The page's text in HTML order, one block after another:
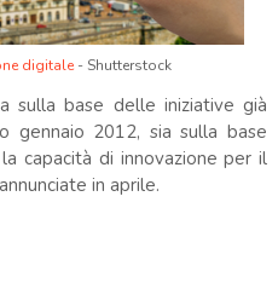
digitale- Shutterstock
sulla base delle iniziative già
gennaio 2012, sia sulla base
capacità di innovazione per il
in aprile.